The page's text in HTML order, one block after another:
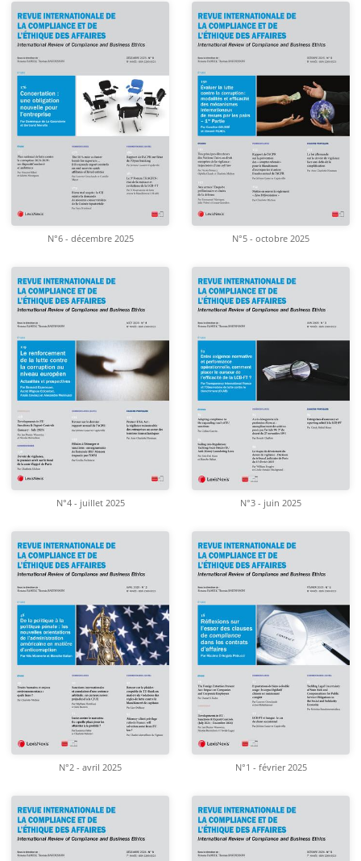
N°6 - décembre 2025 N°5 - octobre 2025
N°4 - juillet 2025 N°3 - juin 2025
N°2 - avril 2025 N°1 - février 2025